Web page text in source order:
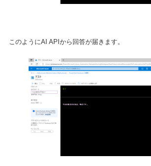
このようにAI APIから回答が届きます。